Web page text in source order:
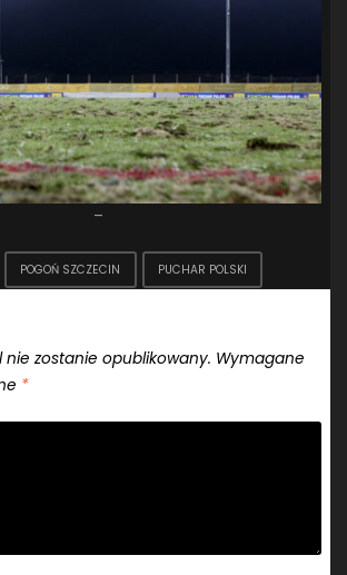
–
POGOŃ SZCZECIN PUCHAR POLSKI
nie zostanie opublikowany. Wymagane
*